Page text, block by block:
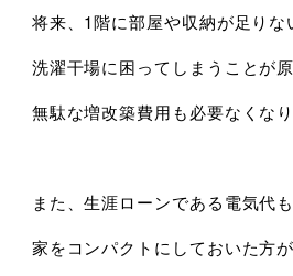
将来、1階に部屋や収納が足りな
洗濯干場に困ってしまうことが原
無駄な増改築費用も必要なくなり
また、生涯ローンである電気代も
家をコンパクトにしておいた方